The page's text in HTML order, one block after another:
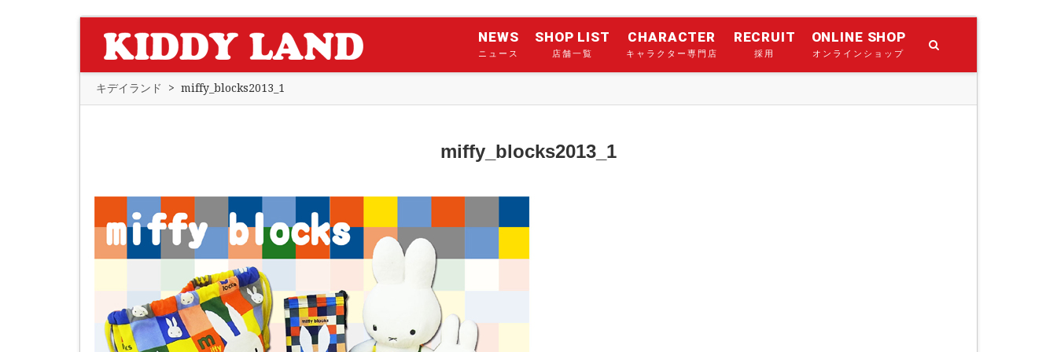
NEWS
ニュース
SHOP LIST
店舗一覧
CHARACTER
キャラクター専門店
RECRUIT
採用
ONLINE SHOP
オンラインショップ
キデイランド > miffy_blocks2013_1
miffy_blocks2013_1